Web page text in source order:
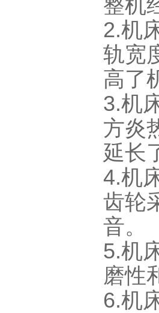
整机
2.机
轨宽
高了
3.机
方炎
延长
4.机
齿轮
音。
5.机
磨性
6.机